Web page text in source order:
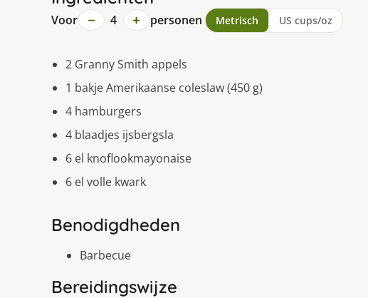
Voor − 4 + personen Metrisch US cups/oz
2 Granny Smith appels
1 bakje Amerikaanse coleslaw (450 g)
4 hamburgers
4 blaadjes ijsbergsla
6 el knoflookmayonaise
6 el volle kwark
Benodigdheden
Barbecue
Bereidingswijze